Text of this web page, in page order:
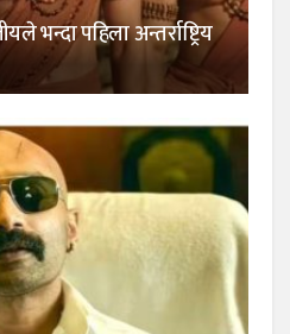
भन्दा पहिला अन्तर्राष्ट्रिय